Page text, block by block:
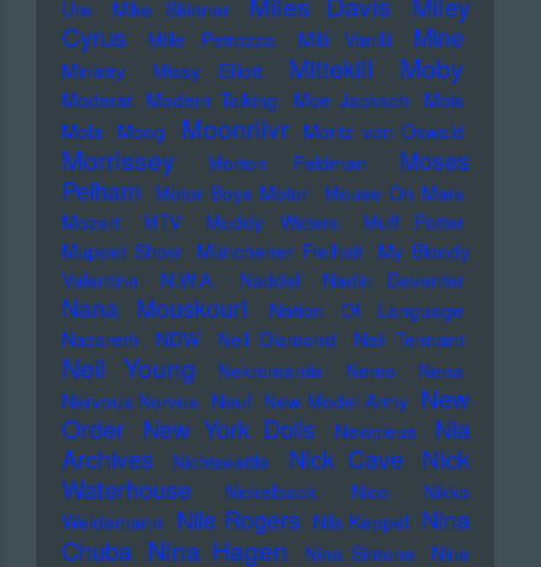
Ure
Mike Skinner
Miley
Cyrus
Mille Petrozza Milli Vanilli Mine
Ministry Missy Elliott Mittekill Moby
Moderat Modern Talking Moe Jacksch
Mois
Mola
Moog Moonriivr Moritz von Oswald
Morrissey Morton Feldman
Moses
Pelham
Motor Boys Motor
Mouse On Mars
Mozart
MTV Muddy Waters
Muff Potter
Muppet Show
Münchener Freiheit
My Bloody
Valentine
N.W.A. Naddel Nadin Deventer
Nana Mouskouri
Nation Of Language
Nazareth
NDW Neil Diamond Neil Tennant
Neil Young Nekromantix Nemo
Nena
Nervous Norvus Neu! New Model Army New
Order New York Dolls Newcleus
Nia
Archives
Nichtseattle Nick Cave
Nick
Waterhouse
Nickelback Nico
Nikko
Weidemann Nile Rogers Nils Keppel Nina
Chuba Nina Hagen Nina Simone Nine